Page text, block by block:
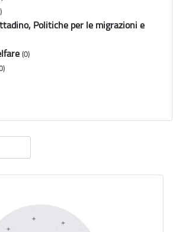
Politiche per le migrazioni e
(0)